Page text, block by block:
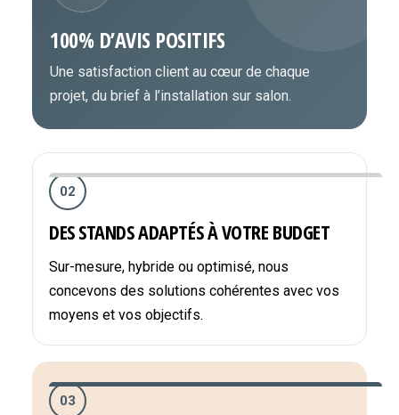
100% D’AVIS POSITIFS
Une satisfaction client au cœur de chaque
projet, du brief à l’installation sur salon.
02
DES STANDS ADAPTÉS À VOTRE BUDGET
Sur-mesure, hybride ou optimisé, nous
concevons des solutions cohérentes avec vos
moyens et vos objectifs.
03